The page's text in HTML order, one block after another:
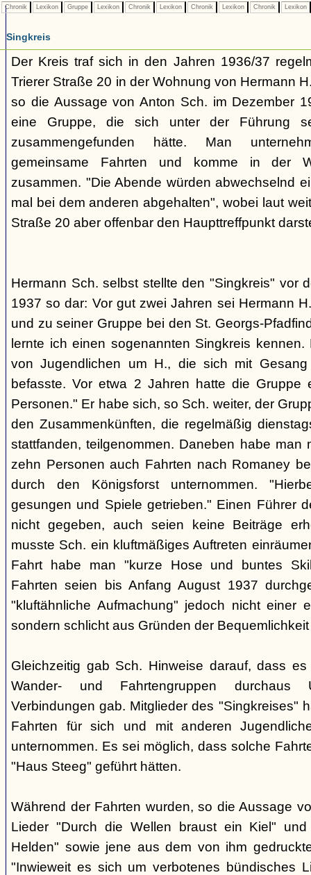
Chronik Lexikon Gruppe Lexikon Chronik Lexikon Chronik Lexikon Chronik Lexikon
Singkreis
Der Kreis traf sich in den Jahren 1936/37
Trierer Straße 20 in der Wohnung von Hermann
so die Aussage von Anton Sch. im Dezember
eine Gruppe, die sich unter der Führung
zusammengefunden hätte. Man
gemeinsame Fahrten und komme in der
zusammen. "Die Abende würden abwechselnd
mal bei dem anderen abgehalten", wobei laut
Straße 20 aber offenbar den Haupttreffpunkt
Hermann Sch. selbst stellte den "Singkreis" vor
1937 so dar: Vor gut zwei Jahren sei Hermann
und zu seiner Gruppe bei den St. Georgs-
lernte ich einen sogenannten Singkreis
von Jugendlichen um H., die sich mit
befasste. Vor etwa 2 Jahren hatte die Gruppe
Personen." Er habe sich, so Sch. weiter, der
den Zusammenkünften, die regelmäßig
stattfanden, teilgenommen. Daneben habe man
zehn Personen auch Fahrten nach Romaney
durch den Königsforst unternommen.
gesungen und Spiele getrieben." Einen Führer
nicht gegeben, auch seien keine Beiträge
musste Sch. ein kluftmäßiges Auftreten
Fahrt habe man "kurze Hose und buntes
Fahrten seien bis Anfang August 1937
"kluftähnliche Aufmachung" jedoch nicht einer
sondern schlicht aus Gründen der
Gleichzeitig gab Sch. Hinweise darauf, dass
Wander- und Fahrtengruppen durchaus
Verbindungen gab. Mitglieder des "Singkreises"
Fahrten für sich und mit anderen
unternommen. Es sei möglich, dass solche
"Haus Steeg" geführt hätten.
Während der Fahrten wurden, so die Aussage
Lieder "Durch die Wellen braust ein Kiel"
Helden" sowie jene aus dem von ihm
"Inwieweit es sich um verbotenes bündisches